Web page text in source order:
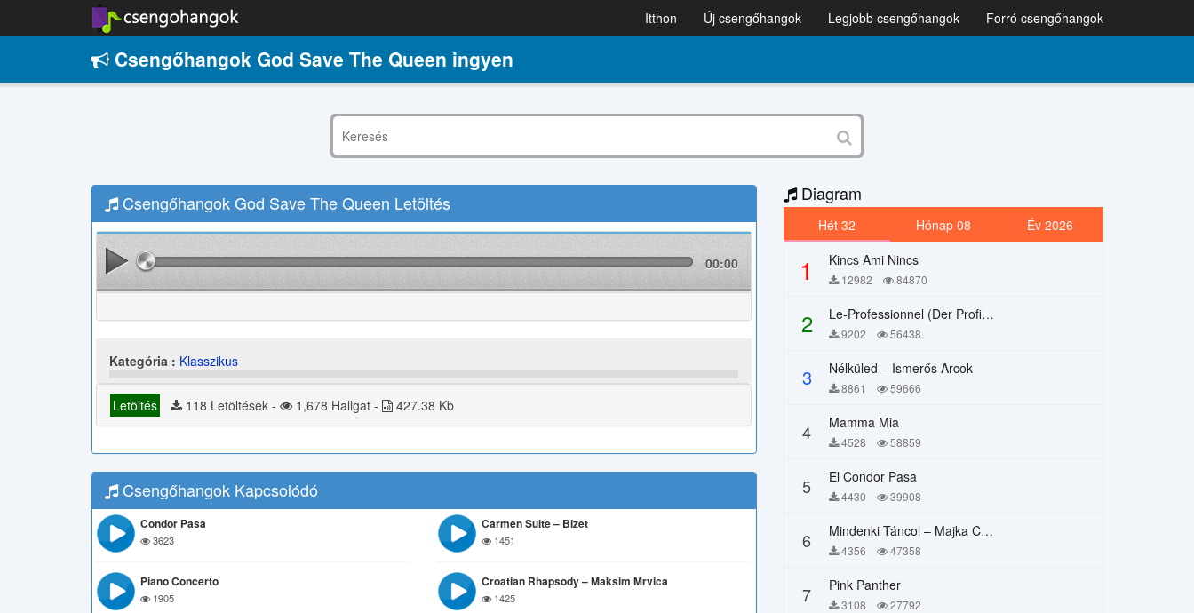
Itthon Új csengőhangok Legjobb csengőhangok Forró csengőhangok
Csengőhangok God Save The Queen ingyen
Csengőhangok God Save The Queen Letöltés
00:00
Kategória : Klasszikus
Letöltés 118 Letöltések - 1,678 Hallgat - 427.38 Kb
Csengőhangok Kapcsolódó
Condor Pasa
3623
Carmen Suite – Bizet
1451
Piano Concerto
1905
Croatian Rhapsody – Maksim Mrvica
1425
Diagram
Hét 32 Hónap 08 Év 2026
1 Kincs Ami Nincs
12982 84870
2 Le-Professionnel (Der Profi) – Chi Mai
9202 56438
3 Nélküled – Ismerős Arcok
8861 59666
4 Mamma Mia
4528 58859
5 El Condor Pasa
4430 39908
6 Mindenki Táncol – Majka Curtis, Péter Majoros
4356 47358
7 Pink Panther
3108 27792